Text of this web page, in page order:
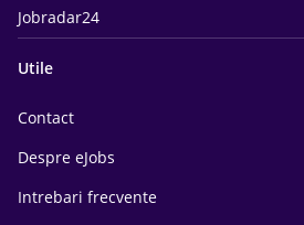
Jobradar24
Utile
Contact
Despre eJobs
Intrebari frecvente